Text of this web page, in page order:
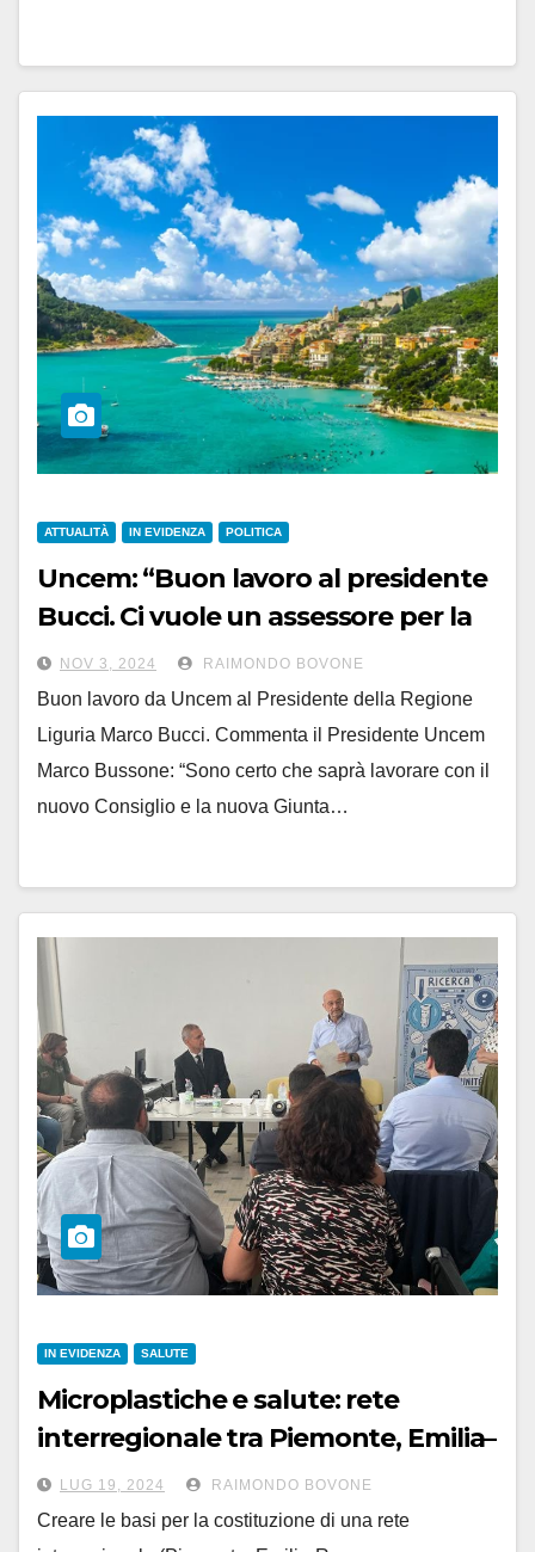
ATTUALITÀ IN EVIDENZA POLITICA
Uncem: “Buon lavoro al presidente
Bucci. Ci vuole un assessore per la
montagna”
NOV 3, 2024 RAIMONDO BOVONE
Buon lavoro da Uncem al Presidente della Regione
Liguria Marco Bucci. Commenta il Presidente Uncem
Marco Bussone: “Sono certo che saprà lavorare con il
nuovo Consiglio e la nuova Giunta…
IN EVIDENZA SALUTE
Microplastiche e salute: rete
interregionale tra Piemonte, Emilia–
Romagna, Lombardia e Liguria
LUG 19, 2024 RAIMONDO BOVONE
Creare le basi per la costituzione di una rete